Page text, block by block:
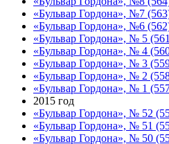
«Бульвар Гордона», №7
«Бульвар Гордона», №6
«Бульвар Гордона», № 5
«Бульвар Гордона», № 4
«Бульвар Гордона», № 3
«Бульвар Гордона», № 2
«Бульвар Гордона», № 1
2015 год
«Бульвар Гордона», № 52
«Бульвар Гордона», № 51
«Бульвар Гордона», № 50